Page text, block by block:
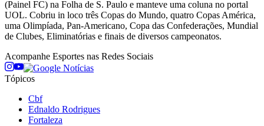
(Painel FC) na Folha de S. Paulo e manteve uma coluna no portal
UOL. Cobriu in loco três Copas do Mundo, quatro Copas América,
uma Olimpíada, Pan-Americano, Copa das Confederações, Mundial
de Clubes, Eliminatórias e finais de diversos campeonatos.
Acompanhe Esportes nas Redes Sociais
Tópicos
Cbf
Ednaldo Rodrigues
Fortaleza